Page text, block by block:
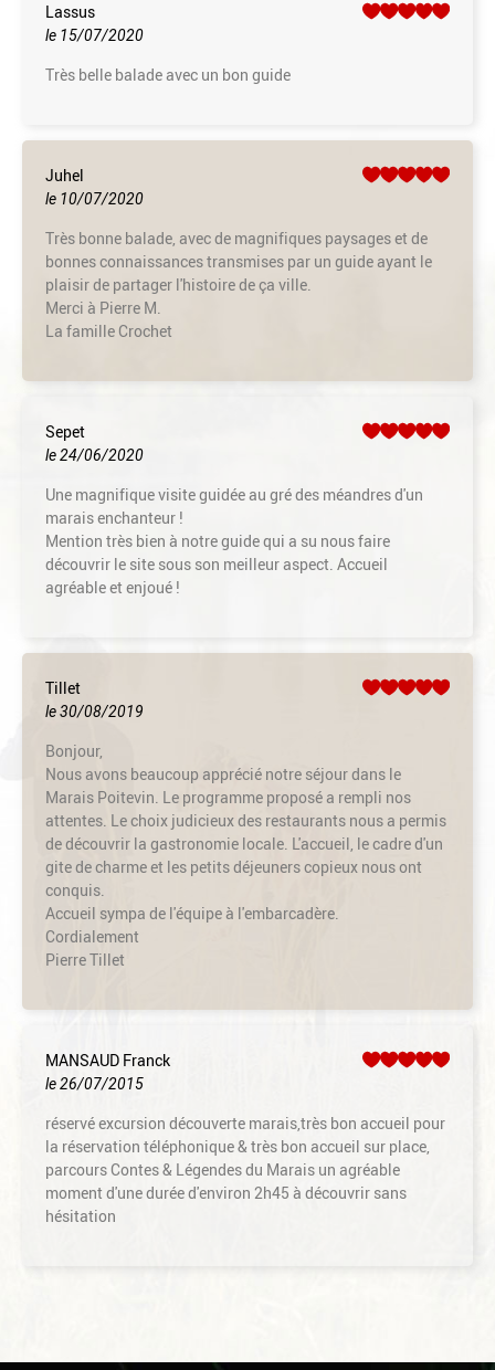
Lassus
le 15/07/2020
Très belle balade avec un bon guide
Juhel
le 10/07/2020
Très bonne balade, avec de magnifiques paysages et de
bonnes connaissances transmises par un guide ayant le
plaisir de partager l'histoire de ça ville.
Merci à Pierre M.
La famille Crochet
Sepet
le 24/06/2020
Une magnifique visite guidée au gré des méandres d'un
marais enchanteur !
Mention très bien à notre guide qui a su nous faire
découvrir le site sous son meilleur aspect. Accueil
agréable et enjoué !
Tillet
le 30/08/2019
Bonjour,
Nous avons beaucoup apprécié notre séjour dans le
Marais Poitevin. Le programme proposé a rempli nos
attentes. Le choix judicieux des restaurants nous a permis
de découvrir la gastronomie locale. L'accueil, le cadre d'un
gite de charme et les petits déjeuners copieux nous ont
conquis.
Accueil sympa de l'équipe à l'embarcadère.
Cordialement
Pierre Tillet
MANSAUD Franck
le 26/07/2015
réservé excursion découverte marais,très bon accueil pour
la réservation téléphonique & très bon accueil sur place,
parcours Contes & Légendes du Marais un agréable
moment d'une durée d'environ 2h45 à découvrir sans
hésitation